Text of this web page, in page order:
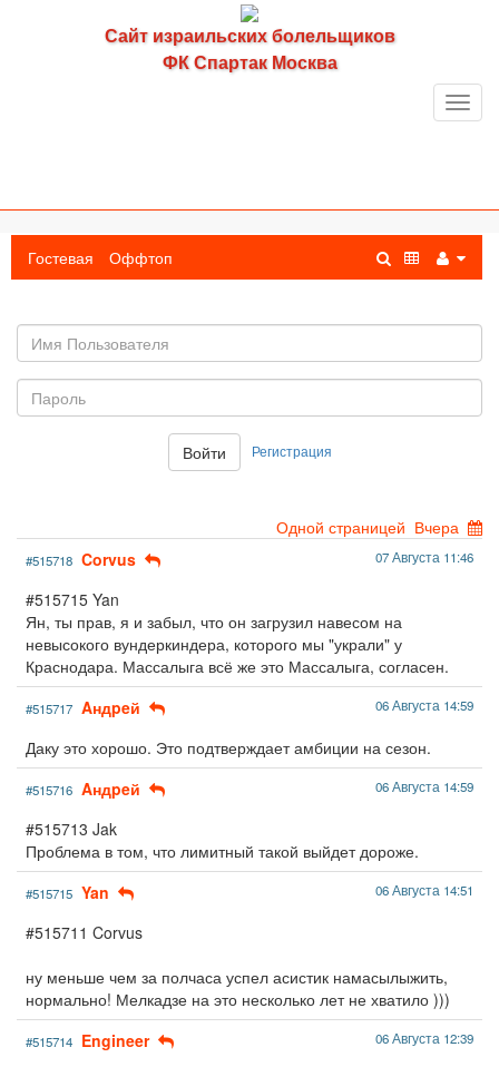
Сайт израильских болельщиков
ФК Спартак Москва
Гостевая Оффтоп
пользователя
Войти Регистрация
Одной страницей Вчера
#515718 Corvus 07 Августа 11:46
#515715 Yan
Ян, ты прав, я и забыл, что он загрузил навесом на
невысокого вундеркиндера, которого мы "украли" у
Краснодара. Массалыга всё же это Массалыга, согласен.
#515717 Aндpeй 06 Августа 14:59
Даку это хорошо. Это подтверждает амбиции на сезон.
#515716 Aндpeй 06 Августа 14:59
#515713 Jak
Проблема в том, что лимитный такой выйдет дороже.
#515715 Yan 06 Августа 14:51
#515711 Corvus
ну меньше чем за полчаса успел асистик намасылыжить,
нормально! Мелкадзе на это несколько лет не хватило )))
#515714 Engineer 06 Августа 12:39